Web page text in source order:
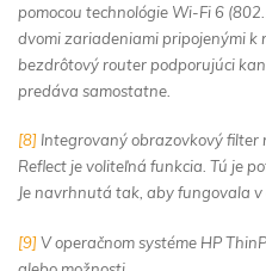
pomocou technológie Wi-Fi 6
dvomi zariadeniami pripojenými
bezdrôtový router podporujúci
predáva samostatne.
[8] Integrovaný obrazovkový filter
Reflect je voliteľná funkcia. Tú je
Je navrhnutá tak, aby fungovala
[9]V operačnom systéme HP